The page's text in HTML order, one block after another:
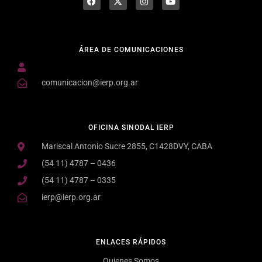
ENLACES RÁPIDOS
OFICINA SINODAL IERP
Mariscal Antonio Sucre 2855, C1428DVY, CABA
(54 11) 4787 – 0436
(54 11) 4787 – 0335
ierp@ierp.org.ar
ÁREA DE COMUNICACIONES
comunicacion@ierp.org.ar